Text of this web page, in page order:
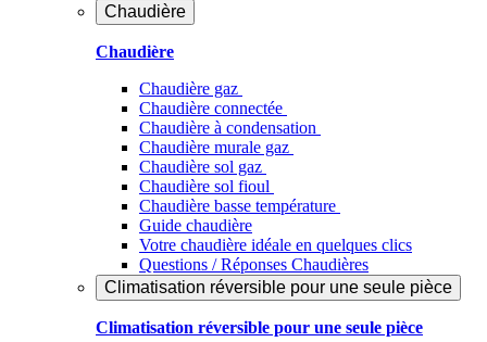
Chaudière
Chaudière
Chaudière gaz
Chaudière connectée
Chaudière à condensation
Chaudière murale gaz
Chaudière sol gaz
Chaudière sol fioul
Chaudière basse température
Guide chaudière
Votre chaudière idéale en quelques clics
Questions / Réponses Chaudières
Climatisation réversible pour une seule pièce
Climatisation réversible pour une seule pièce